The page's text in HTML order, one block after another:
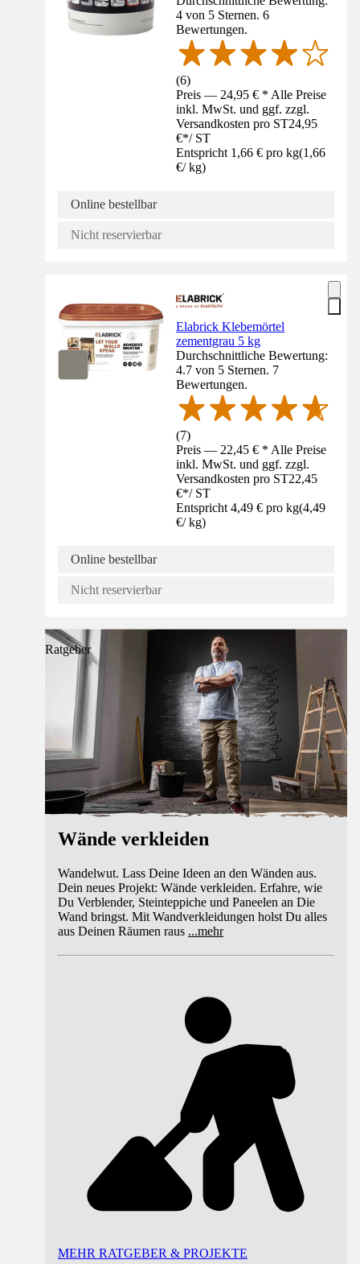
4 von 5 Sternen. 6
Bewertungen.
(6)
Preis — 24,95 € * Alle Preise
inkl. MwSt. und ggf. zzgl.
Versandkosten pro ST24,95
€*/ ST
Entspricht 1,66 € pro kg(1,66
€/ kg)
Online bestellbar
Nicht reservierbar
Elabrick Klebemörtel
zementgrau 5 kg
Durchschnittliche Bewertung:
4.7 von 5 Sternen. 7
Bewertungen.
(7)
Preis — 22,45 € * Alle Preise
inkl. MwSt. und ggf. zzgl.
Versandkosten pro ST22,45
€*/ ST
Entspricht 4,49 € pro kg(4,49
€/ kg)
Online bestellbar
Nicht reservierbar
Ratgeber
Wände verkleiden
Wandelwut. Lass Deine Ideen an den Wänden aus.
Dein neues Projekt: Wände verkleiden. Erfahre, wie
Du Verblender, Steinteppiche und Paneelen an Die
Wand bringst. Mit Wandverkleidungen holst Du alles
aus Deinen Räumen raus ...mehr
MEHR RATGEBER & PROJEKTE